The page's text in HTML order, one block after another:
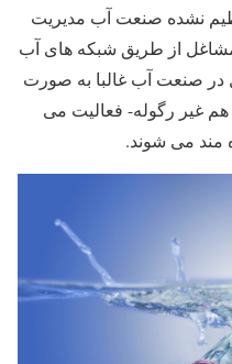
نشده صنعت آب مدیریت
مشاغل از طریق شبکه های آب
صنعت آب غالبا به صورت
غیر رگوله- فعالیت می
مند می شوند.